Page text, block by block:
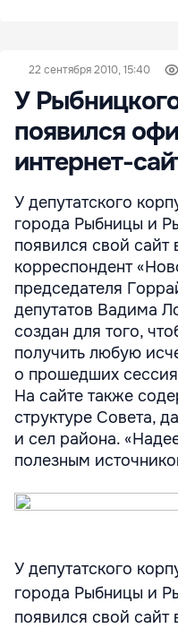
22 сентября 2010, 15:40
У
появился
интернет-
У депутатского
города Рыбницы и
появился свой сайт
корреспондент
председателя
депутатов Вадима
создан для того,
получить любую
о прошедших
На сайте также
структуре Совета,
и сел района.
полезным
У депутатского
города Рыбницы и
появился свой сайт